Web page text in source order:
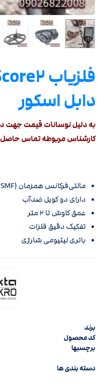
دابل اسکور
به دلیل نوسانات قیمت جهت
کارشناس مربوطه تماس حاصل
مالتی‌فرکانس همزمان (SMF)
دارای دو کویل ضدآب
عمق کاوش تا ۲ متر
تفکیک دقیق فلزات
باتری لیتیومی شارژی
برند
کد محصول
برچسبها
دسته بندی ها